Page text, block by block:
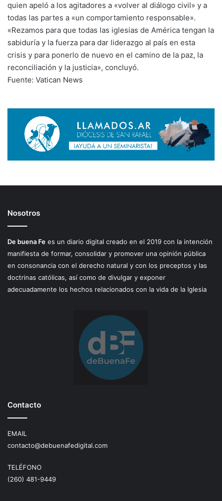
quien apeló a los agitadores a «volver al diálogo civil» y a
todas las partes a «un comportamiento responsable».
«Rezamos para que todas las iglesias de América tengan la
sabiduría y la fuerza para dar liderazgo al país en esta
crisis y para ponerlo de nuevo en el camino de la paz, la
reconciliación y la justicia», concluyó.
Fuente: Vatican News
Nosotros
De buena Fe es un diario digital creado en el 2019 con la intención
manifiesta de formar, consolidar y promover una opinión pública
en consonancia con el derecho natural y con los preceptos y las
doctrinas católicas, así como de divulgar y exponer
adecuadamente los hechos relacionados con la vida de la Iglesia
Contacto
EMAIL
contacto@debuenafedigital.com
TELÉFONO
(260) 481-9449